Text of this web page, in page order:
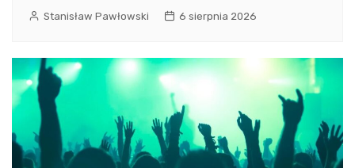
Stanisław Pawłowski 6 sierpnia 2026